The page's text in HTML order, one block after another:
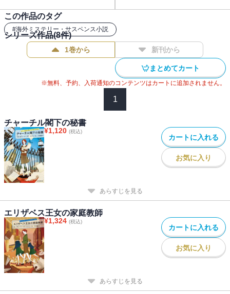
この作品のタグ
#海外ミステリー・サスペンス小説
シリーズ作品(8件)
1巻から 新刊から
まとめてカート
※無料、予約、入荷通知のコンテンツはカートに追加されません。
1
チャーチル閣下の秘書
¥1,120 (税込)
カートに入れる
お気に入り
あらすじを見る
エリザベス王女の家庭教師
¥1,324 (税込)
カートに入れる
お気に入り
あらすじを見る